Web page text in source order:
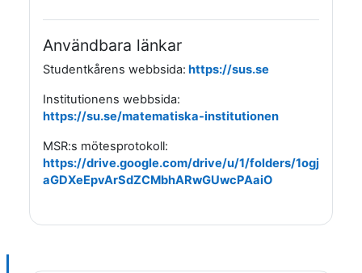
Användbara länkar
Studentkårens webbsida: https://sus.se
Institutionens webbsida:
https://su.se/matematiska-institutionen
MSR:s mötesprotokoll:
https://drive.google.com/drive/u/1/folders/1ogj
aGDXeEpvArSdZCMbhARwGUwcPAaiO